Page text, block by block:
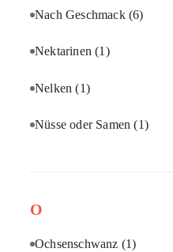
Nach Geschmack (6)
Nektarinen(1)
Nelken(1)
Nüsse oder Samen(1)
O
Ochsenschwanz (1)